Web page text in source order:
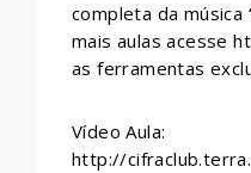
completa da música
mais aulas acesse
as ferramentas
Vídeo Aula:
http://